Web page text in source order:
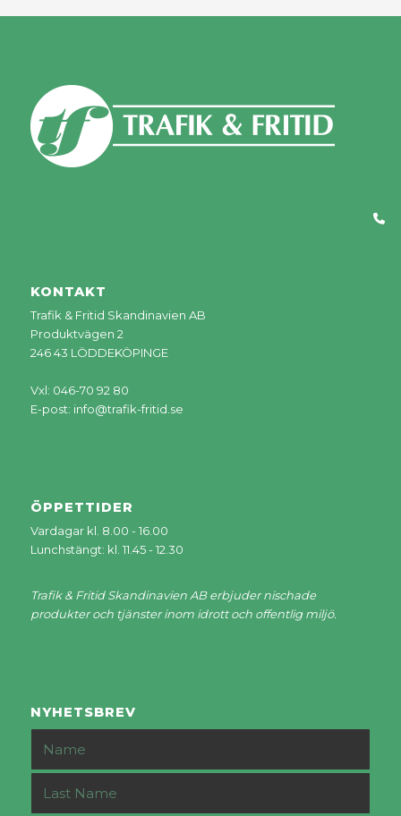
KONTAKT
Trafik & Fritid Skandinavien AB
Produktvägen 2
246 43 LÖDDEKÖPINGE
Vxl: 046-70 92 80
E-post: info@trafik-fritid.se
ÖPPETTIDER
Vardagar kl. 8.00 - 16.00
Lunchstängt: kl. 11.45 - 12.30
Trafik & Fritid Skandinavien AB erbjuder nischade
produkter och tjänster inom idrott och offentlig miljö.
NYHETSBREV